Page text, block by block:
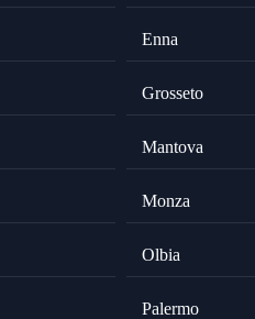
Enna
Grosseto
Mantova
Monza
Olbia
Palermo